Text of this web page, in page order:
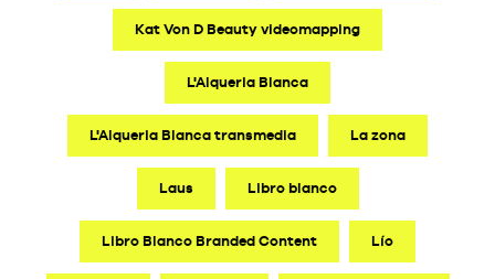
Kat Von D Beauty videomapping
L'Alqueria Blanca
L'Alqueria Blanca transmedia La zona
Laus Libro blanco
Libro Blanco Branded Content Lío